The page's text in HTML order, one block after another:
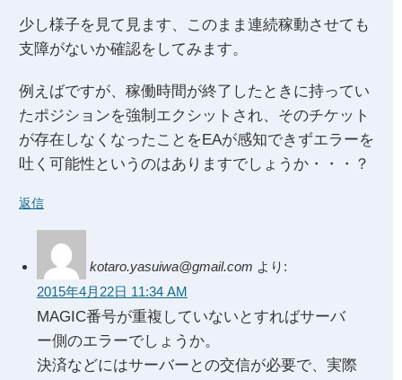
少し様子を見て見ます、このまま連続稼動させても
支障がないか確認をしてみます。
例えばですが、稼働時間が終了したときに持ってい
たポジションを強制エクシットされ、そのチケット
が存在しなくなったことをEAが感知できずエラーを
吐く可能性というのはありますでしょうか・・・？
返信
kotaro.yasuiwa@gmail.com より:
2015年4月22日 11:34 AM
MAGIC番号が重複していないとすればサーバ
ー側のエラーでしょうか。
決済などにはサーバーとの交信が必要で、実際